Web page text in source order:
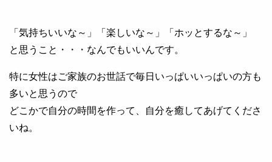
「気持ちいいな～」「楽しいな～」「ホッとするな～」
と思うこと・・・なんでもいいんです。
特に女性はご家族のお世話で毎日いっぱいいっぱいの方も
多いと思うので
どこかで自分の時間を作って、自分を癒してあげてくださ
いね。